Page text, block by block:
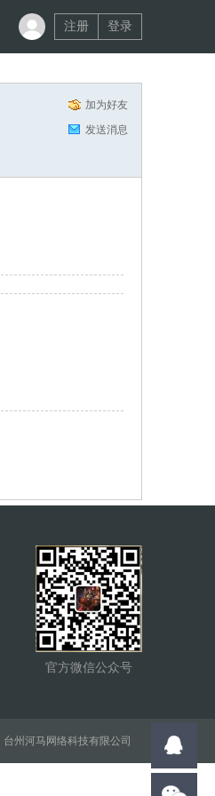
注册 登录
加为好友
发送消息
官方微信公众号
台州河马网络科技有限公司